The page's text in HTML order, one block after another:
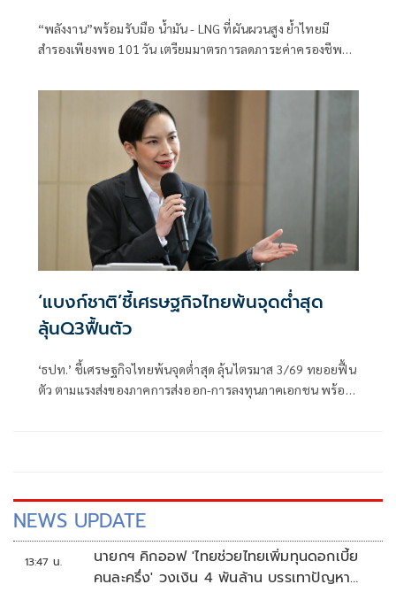
“พลังงาน”พร้อมรับมือ น้ำมัน - LNG ที่ผันผวนสูง ย้ำไทยมี
สำรองเพียงพอ 101 วัน เตรียมมาตรการลดภาระค่าครองชีพ
‘แบงก์ชาติ’ชี้เศรษฐกิจไทยพ้นจุดต่ำสุด
ลุ้นQ3ฟื้นตัว
‘ธปท.’ ชี้เศรษฐกิจไทยพ้นจุดต่ำสุด ลุ้นไตรมาส 3/69 ทยอยฟื้น
ตัว ตามแรงส่งของภาคการส่งออก-การลงทุนภาคเอกชน พร้อม
NEWS UPDATE
13:47 น.
นายกฯ คิกออฟ 'ไทยช่วยไทยเพิ่มทุนดอกเบี้ย
คนละครึ่ง' วงเงิน 4 พันล้าน บรรเทาปัญหา